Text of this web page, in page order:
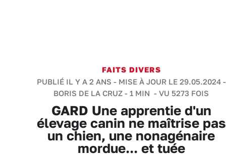
FAITS DIVERS
PUBLIÉ IL Y A 2 ANS - MISE À JOUR LE 29.05.2024 -
BORIS DE LA CRUZ - 1 MIN - VU 5273 FOIS
GARD Une apprentie d'un
élevage canin ne maîtrise pas
un chien, une nonagénaire
mordue... et tuée